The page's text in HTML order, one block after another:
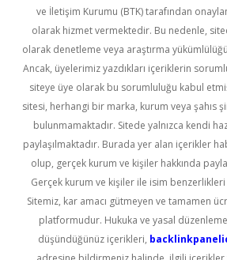
ve İletişim Kurumu (BTK) tarafından
olarak hizmet vermektedir. Bu nedenle,
olarak denetleme veya araştırma
Ancak, üyelerimiz yazdıkları içeriklerin
siteye üye olarak bu sorumluluğu kabul
sitesi, herhangi bir marka, kurum veya şahıs
bulunmamaktadır. Sitede yalnızca kendi
paylaşılmaktadır. Burada yer alan içerikler
olup, gerçek kurum ve kişiler hakkında
Gerçek kurum ve kişiler ile isim
Sitemiz, kar amacı gütmeyen ve tamamen
platformudur. Hukuka ve yasal
düşündüğünüz içerikleri,